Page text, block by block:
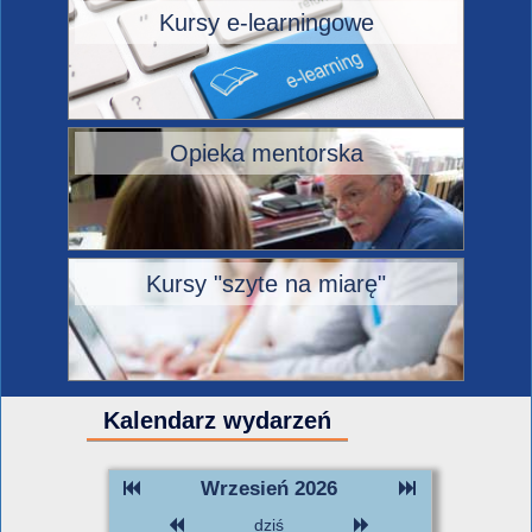
Kursy e-learningowe
Opieka mentorska
Kursy "szyte na miarę"
Kalendarz wydarzeń
Wrzesień 2026
dziś